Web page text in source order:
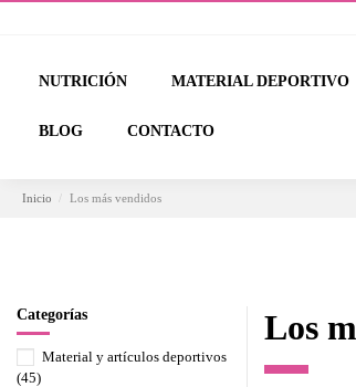
NUTRICIÓN MATERIAL DEPORTIVO
BLOG CONTACTO
Inicio Los más vendidos
Los
Categorías
Material y artículos deportivos
(45)